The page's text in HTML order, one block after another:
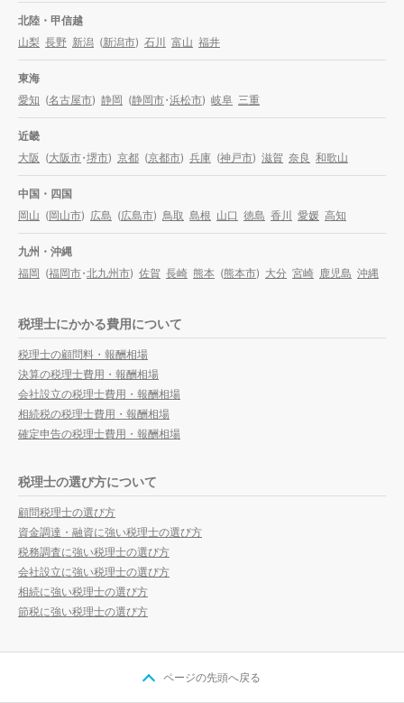
北陸・甲信越
山梨 長野 新潟 (新潟市) 石川 富山 福井
東海
愛知 (名古屋市) 静岡 (静岡市・浜松市) 岐阜 三重
近畿
大阪 (大阪市・堺市) 京都 (京都市) 兵庫 (神戸市) 滋賀 奈良 和歌山
中国・四国
岡山 (岡山市) 広島 (広島市) 鳥取 島根 山口 徳島 香川 愛媛 高知
九州・沖縄
福岡 (福岡市・北九州市) 佐賀 長崎 熊本 (熊本市) 大分 宮崎 鹿児島 沖縄
税理士にかかる費用について
税理士の顧問料・報酬相場
決算の税理士費用・報酬相場
会社設立の税理士費用・報酬相場
相続税の税理士費用・報酬相場
確定申告の税理士費用・報酬相場
税理士の選び方について
顧問税理士の選び方
資金調達・融資に強い税理士の選び方
税務調査に強い税理士の選び方
会社設立に強い税理士の選び方
相続に強い税理士の選び方
節税に強い税理士の選び方
ページの先頭へ戻る